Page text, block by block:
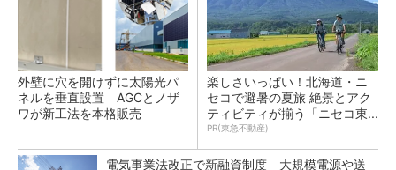
外壁に穴を開けずに太陽光パ
ネルを垂直設置 AGCとノザ
ワが新工法を本格販売
楽しさいっぱい！北海道・ニ
セコで避暑の夏旅 絶景とアク
ティビティが揃う「ニセコ東...
PR(東急不動産)
電気事業法改正で新融資制度 大規模電源や送